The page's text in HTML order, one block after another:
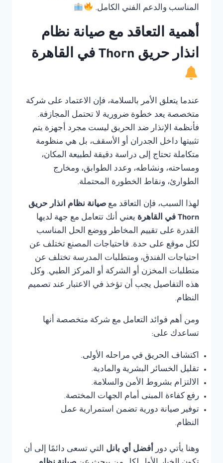
المناسب والدعم الفني الكامل.
أهمية التعاقد مع صيانة نظام
انذار حريق Thorn في القاهرة
عندما يتعلق الأمر بالسلامة، فإن الاعتماد على شركة
متخصصة يعد خطوة ضرورية لا تحتمل المجازفة.
فأنظمة الإنذار ضد الحريق ليست مجرد أجهزة يتم
تثبيتها داخل الجدران أو الأسقف، بل هي منظومة
متكاملة تحتاج إلى دراسة دقيقة لطبيعة المكان،
ومساحته، ونشاطه، وعدد الطوابق، ومخارج
الطوارئ، ونقاط الخطورة المحتملة.
لهذا السبب، فإن التعاقد مع صيانة نظام انذار حريق
Thorn في القاهرة
يعني أنك تتعامل مع جهة لديها
القدرة على تقييم المخاطر ووضع الحل المناسب
لكل موقع على حدة. فاحتياجات المصنع تختلف عن
احتياجات الفندق، ومتطلبات المدرسة تختلف عن
متطلبات المخزن أو الشركة أو المركز الطبي. وكل
هذه التفاصيل يجب أن تؤخذ في الاعتبار عند تصميم
النظام.
ومن أهم فوائد التعامل مع شركة متخصصة أنها
تساعدك على:
اكتشاف الحريق في مراحله الأولى.
تقليل الخسائر البشرية والمادية.
الالتزام بشروط الأمن والسلامة.
رفع كفاءة المبنى أمام الجهات المختصة.
توفير صيانة دورية تضمن استمرارية عمل
النظام.
وهنا يأتي دور أفضل أي بانل التي تسعى دائمًا إلى أن